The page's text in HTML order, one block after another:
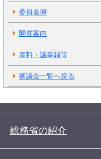
委員名簿
開催案内
資料・議事録等
審議会一覧へ戻る
総務省の紹介